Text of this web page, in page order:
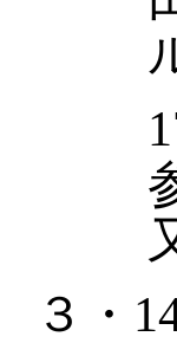
３・